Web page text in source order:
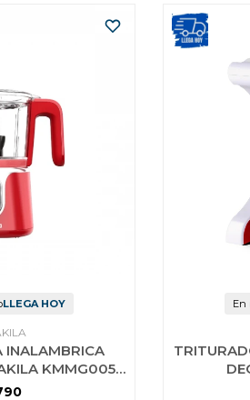
LLEGA HOY
INALAMBRICA
KMMG005R
En